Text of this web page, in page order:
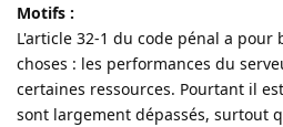
Motifs :
L'article 32-1 du code pénal a
choses : les performances du
certaines ressources. Pourtant il
sont largement dépassés, surtout